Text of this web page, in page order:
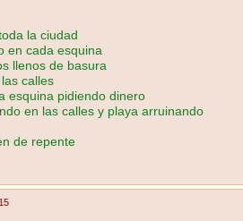
la ciudad
en cada esquina
llenos de basura
calles
esquina pidiendo dinero
en las calles y playa arruinando
de repente